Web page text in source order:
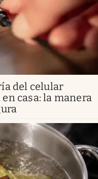
del celular
casa: la manera